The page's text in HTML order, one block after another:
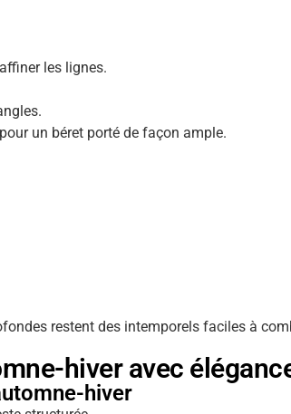
les lignes.
un béret porté de façon ample.
restent des intemporels faciles à
hiver avec
hiver